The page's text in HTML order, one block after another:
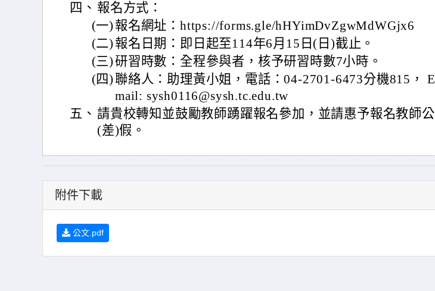
四、 報名方式：
(一) 報名網址：https://forms.gle/hHYimDvZgwMdWGjx6
(二) 報名日期：即日起至114年6月15日(日)截止。
(三)研習時數：全程參與者，核予研習時數7小時。
(四) 聯絡人：助理黃小姐，電話：04-2701-6473分機815， E
mail: sysh0116@sysh.tc.edu.tw
五、 請貴校轉知並鼓勵教師踴躍報名參加，並請惠予報名教師公
(差)假。
附件下載
公文.pdf